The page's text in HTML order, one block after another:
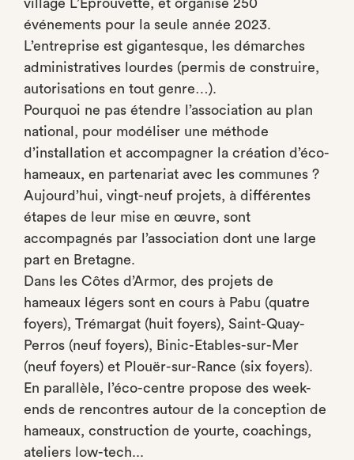
village L’Eprouvette, et organisé 250
événements pour la seule année 2023.
L’entreprise est gigantesque, les démarches
administratives lourdes (permis de construire,
autorisations en tout genre…).
Pourquoi ne pas étendre l’association au plan
national, pour modéliser une méthode
d’installation et accompagner la création d’éco-
hameaux, en partenariat avec les communes ?
Aujourd’hui, vingt-neuf projets, à différentes
étapes de leur mise en œuvre, sont
accompagnés par l’association dont une large
part en Bretagne.
Dans les Côtes d’Armor, des projets de
hameaux légers sont en cours à Pabu (quatre
foyers), Trémargat (huit foyers), Saint-Quay-
Perros (neuf foyers), Binic-Etables-sur-Mer
(neuf foyers) et Plouër-sur-Rance (six foyers).
En parallèle, l’éco-centre propose des week-
ends de rencontres autour de la conception de
hameaux, construction de yourte, coachings,
ateliers low-tech...